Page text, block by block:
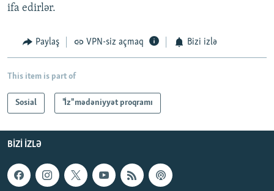
ifa edirlər.
Paylaş VPN-siz açmaq Bizi izlə
This item is part of
Sosial "İz" mədəniyyət proqramı
BIZI IZLƏ